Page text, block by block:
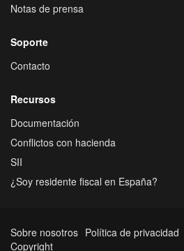
Notas de prensa
Soporte
Contacto
Recursos
Documentación
Conflictos con hacienda
SII
¿Soy residente fiscal en España?
Sobre nosotros Política de privacidad
Copyright